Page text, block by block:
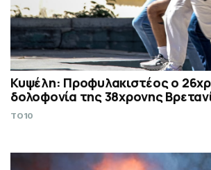
Κυψέλη: Προφυλακιστέος ο
δολοφονία της 38χρονης
TO10